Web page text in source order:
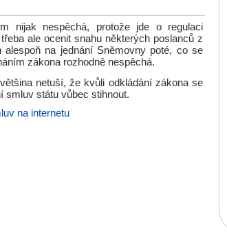
nijak nespěchá, protože jde o regulaci
ale ocenit snahu některých poslanců z
na jednání Sněmovny poté, co se
zákona rozhodně nespěchá.
netuší, že kvůli odkládání zákona se
smluv státu vůbec stihnout.
na internetu